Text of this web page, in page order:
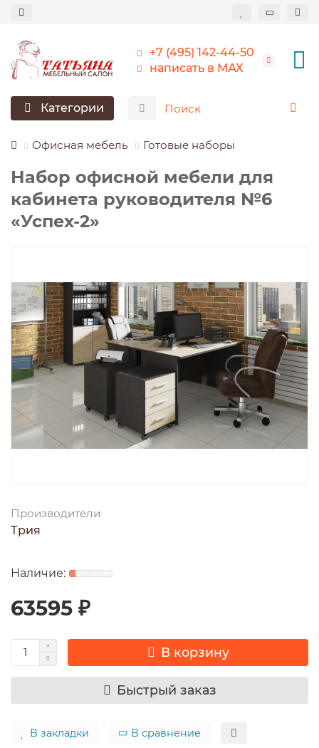
+7 (495) 142-44-50
написать в МАХ
Категории
Офисная мебель Готовые наборы
Набор офисной мебели для
кабинета руководителя №6
«Успех-2»
Производители
Трия
63595 ₽
В корзину
Быстрый заказ
В закладки В сравнение